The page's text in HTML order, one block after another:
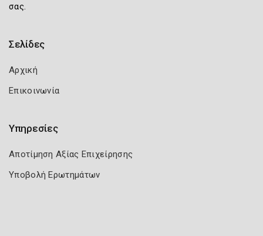
σας.
Σελίδες
Αρχική
Επικοινωνία
Υπηρεσίες
Αποτίμηση Αξίας Επιχείρησης
Υποβολή Ερωτημάτων